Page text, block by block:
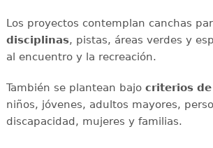
Los proyectos contemplan canchas
disciplinas, pistas, áreas verdes y
al encuentro y la recreación.
También se plantean bajo criterios
niños, jóvenes, adultos mayores,
discapacidad, mujeres y familias.